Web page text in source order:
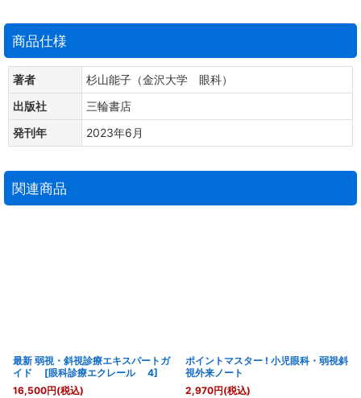
商品仕様
著者
杉山能子（金沢大学 眼科）
出版社
三輪書店
発刊年
2023年6月
関連商品
最新 弱視・斜視診療エキスパートガ
イド [眼科診療エクレール 4]
16,500円(税込)
ポイントマスター ! 小児眼科・弱視斜
視外来ノート
2,970円(税込)